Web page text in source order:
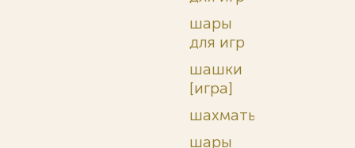
шары
для игр
шашки
[игра]
шахматы
шары